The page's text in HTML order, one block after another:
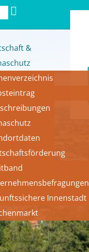
&
Innenstadt